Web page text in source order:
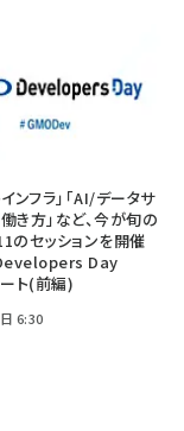
ンフラ」「AI/データサ
働き方」など、今が旬の
のセッションを開催
Day
ト(前編)
6:30